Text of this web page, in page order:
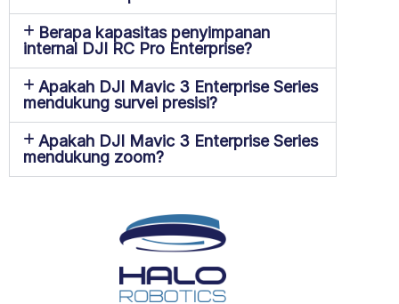
Berapa kapasitas penyimpanan
internal DJI RC Pro Enterprise?
Apakah DJI Mavic 3 Enterprise Series
mendukung survei presisi?
Apakah DJI Mavic 3 Enterprise Series
mendukung zoom?